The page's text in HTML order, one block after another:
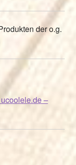
der o.g.
–